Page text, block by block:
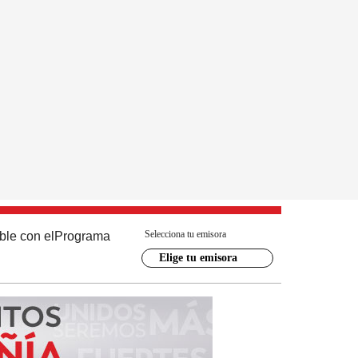
con el Programa Selecciona tu emisora
Elige tu emisora